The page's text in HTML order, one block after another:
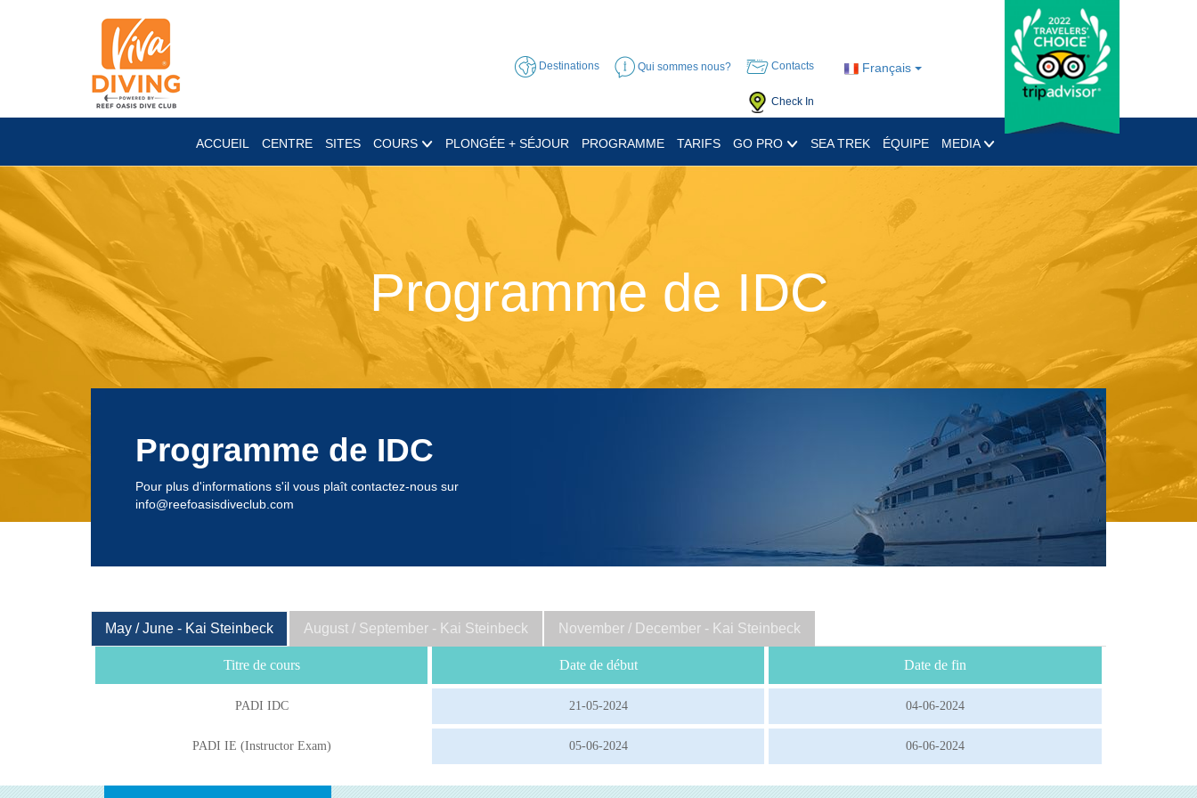
Français
Destinations Qui sommes nous? Contacts
Check In
ACCUEIL CENTRE SITES COURS PLONGÉE + SÉJOUR PROGRAMME TARIFS GO PRO SEA TREK ÉQUIPE MEDIA
Programme de IDC
Programme de IDC
Pour plus d'informations s'il vous plaît contactez-nous sur
info@reefoasisdiveclub.com
May / June - Kai Steinbeck August / September - Kai Steinbeck November / December - Kai Steinbeck
Titre de cours Date de début Date de fin
PADI IDC 21-05-2024 04-06-2024
PADI IE (Instructor Exam) 05-06-2024 06-06-2024